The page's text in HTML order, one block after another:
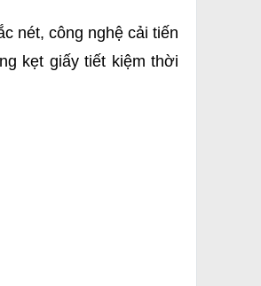
nét, công nghệ cải tiến
kẹt giấy tiết kiệm thời